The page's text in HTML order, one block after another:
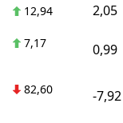
12,94 2,05
7,17 0,99
82,60 -7,92